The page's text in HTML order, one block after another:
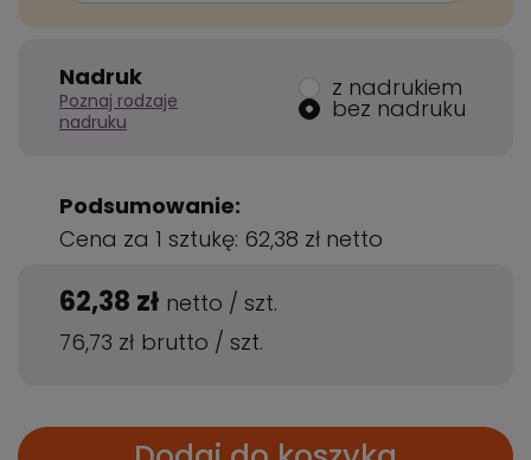
Nadruk
Poznaj rodzaje
nadruku
z nadrukiem
bez nadruku
Podsumowanie:
Cena za 1 sztukę: 62,38 zł netto
62,38 zł netto / szt.
76,73 zł brutto / szt.